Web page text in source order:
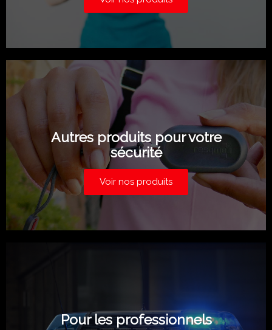
Autres produits pour votre
sécurité
Voir nos produits
Pour les professionnels